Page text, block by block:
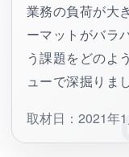
業務の負荷が大
ーマットがバラ
う課題をどのよ
ューで深掘りま
取材日：2021年